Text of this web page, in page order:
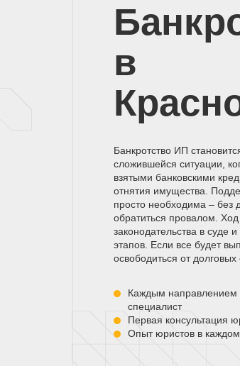
в
Банкротство ИП
сложившейся ситуации,
взятыми банковскими
отнятия имущества.
просто необходима – без
обратиться провалом.
законодательства в суде
этапов. Если все будет
освободиться от долговых
Каждым направлением
специалист
Первая консультация
Опыт юристов в